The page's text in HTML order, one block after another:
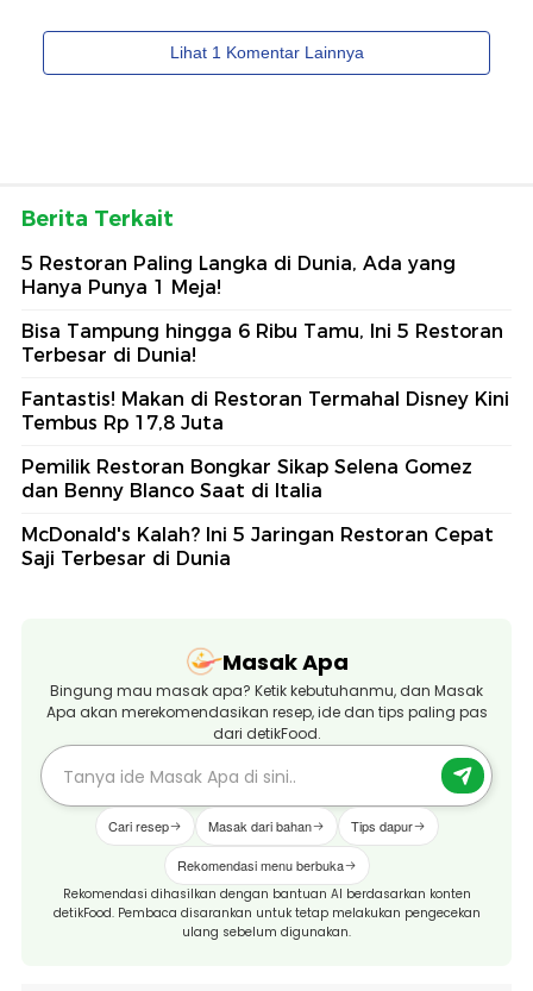
Berita Terkait
5 Restoran Paling Langka di Dunia, Ada yang
Hanya Punya 1 Meja!
Bisa Tampung hingga 6 Ribu Tamu, Ini 5 Restoran
Terbesar di Dunia!
Fantastis! Makan di Restoran Termahal Disney Kini
Tembus Rp 17,8 Juta
Pemilik Restoran Bongkar Sikap Selena Gomez
dan Benny Blanco Saat di Italia
McDonald's Kalah? Ini 5 Jaringan Restoran Cepat
Saji Terbesar di Dunia
Masak Apa
Bingung mau masak apa? Ketik kebutuhanmu, dan Masak
Apa akan merekomendasikan resep, ide dan tips paling pas
dari detikFood.
Cari resep Masak dari bahan Tips dapur
Rekomendasi menu berbuka
Rekomendasi dihasilkan dengan bantuan AI berdasarkan konten
detikFood. Pembaca disarankan untuk tetap melakukan pengecekan
ulang sebelum digunakan.